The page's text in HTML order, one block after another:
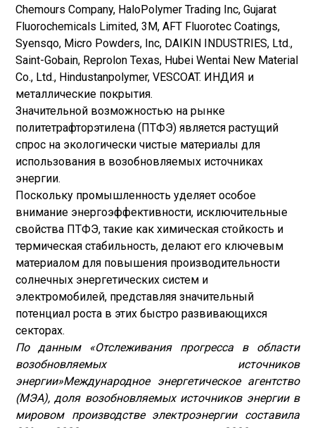
Chemours Company, HaloPolymer Trading Inc, Gujarat
Fluorochemicals Limited, 3M, AFT Fluorotec Coatings,
Syensqo, Micro Powders, Inc, DAIKIN INDUSTRIES, Ltd.,
Saint-Gobain, Reprolon Texas, Hubei Wentai New Material
Co., Ltd., Hindustanpolymer, VESCOAT. ИНДИЯ и
металлические покрытия.
Значительной возможностью на рынке
политетрафторэтилена (ПТФЭ) является растущий
спрос на экологически чистые материалы для
использования в возобновляемых источниках
энергии.
Поскольку промышленность уделяет особое
внимание энергоэффективности, исключительные
свойства ПТФЭ, такие как химическая стойкость и
термическая стабильность, делают его ключевым
материалом для повышения производительности
солнечных энергетических систем и
электромобилей, представляя значительный
потенциал роста в этих быстро развивающихся
секторах.
По данным «Отслеживания прогресса в области
возобновляемых источников
энергии»Международное энергетическое агентство
(МЭА), доля возобновляемых источников энергии в
мировом производстве электроэнергии составила